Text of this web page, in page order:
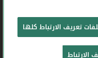
محفوظة © 2026
تعريف الارتباط كلها
الارتباط